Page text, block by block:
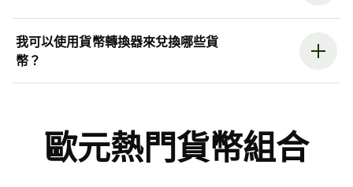
我可以使用貨幣轉換器來兌換哪些貨
幣？
歐元熱門貨幣組合